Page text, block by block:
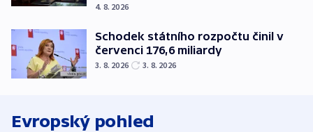
4. 8. 2026
Schodek státního rozpočtu činil v
červenci 176,6 miliardy
3. 8. 2026 3. 8. 2026
Evropský pohled